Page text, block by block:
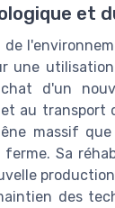
et
une
d'un
au transport
massif
Sa
des